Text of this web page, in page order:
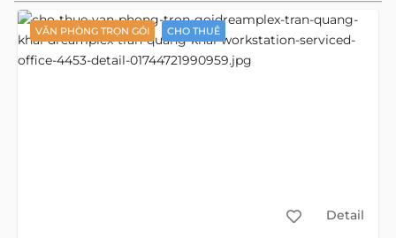
VĂN PHÒNG TRỌN GÓI CHO THUÊ
Detail